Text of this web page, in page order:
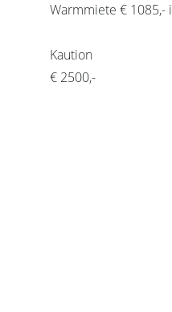
Warmmiete € 1085,-
Kaution
€ 2500,-